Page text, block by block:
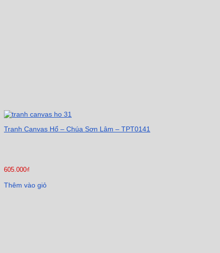
Tranh Canvas Hổ – Chúa Sơn Lâm – TPT0141
605.000₫
Thêm vào giỏ